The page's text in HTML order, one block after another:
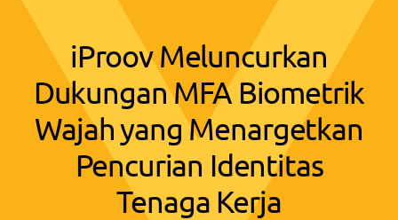
iProov Meluncurkan
Dukungan MFA Biometrik
Wajah yang Menargetkan
Pencurian Identitas
Tenaga Kerja